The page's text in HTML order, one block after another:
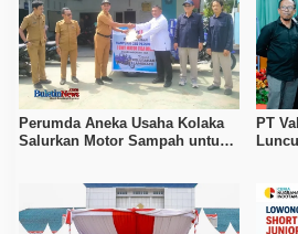
Perumda Aneka Usaha Kolaka
Salurkan Motor Sampah untuk
PT